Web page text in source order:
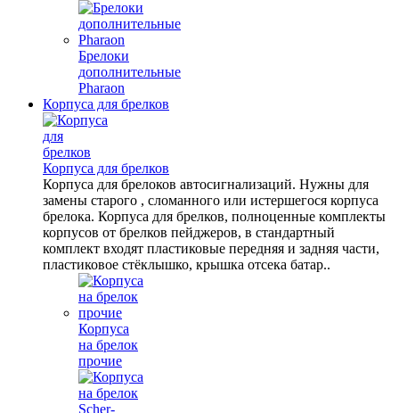
Брелоки
дополнительные
Pharaon
Корпуса для брелков
Корпуса для брелков
Корпуса для брелоков автосигнализаций. Нужны для
замены старого , сломанного или истершегося корпуса
брелока. Корпуса для брелков, полноценные комплекты
корпусов от брелков пейджеров, в стандартный
комплект входят пластиковые передняя и задняя части,
пластиковое стёклышко, крышка отсека батар..
Корпуса
на брелок
прочие